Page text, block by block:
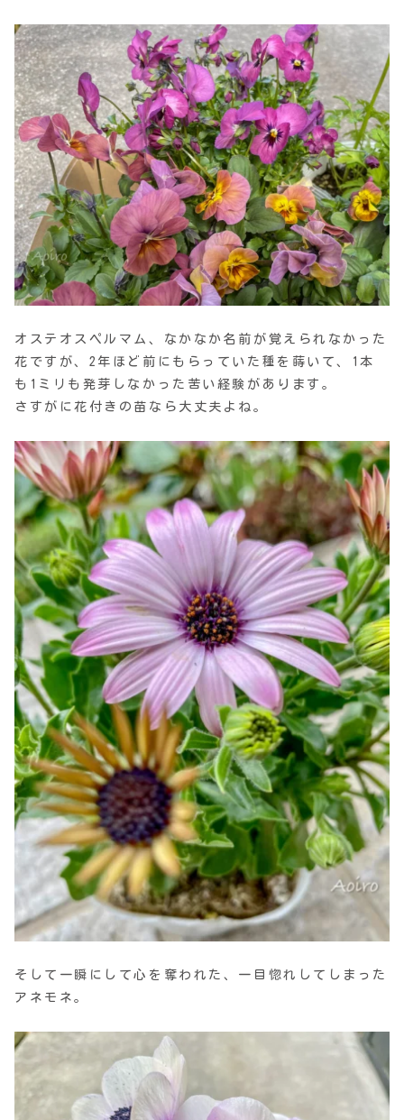
オステオスペルマム、なかなか名前が覚えられなかった
花ですが、2年ほど前にもらっていた種を蒔いて、1本
も1ミリも発芽しなかった苦い経験があります。
さすがに花付きの苗なら大丈夫よね。
そして一瞬にして心を奪われた、一目惚れしてしまった
アネモネ。